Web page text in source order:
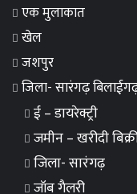
एक मुलाकात
खेल
जशपुर
जिला- सारंगढ़
ई – डायरेक्ट्री
जमीन – खरीदी
जिला- सारंगढ़
जॉब गैलरी